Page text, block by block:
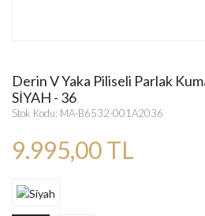
Derin V Yaka Piliseli Parlak
SİYAH - 36
Stok Kodu: MA-B6532-001A2036
9.995,00 TL